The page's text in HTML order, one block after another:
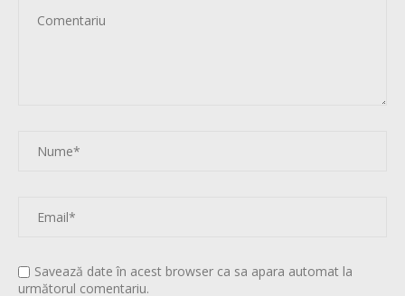
Savează date în acest browser ca sa apara automat la
următorul comentariu.